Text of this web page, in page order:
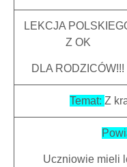
LEKCJA
Z OK
DLA RODZICÓW!!!
Temat: Z
Uczniowie mieli